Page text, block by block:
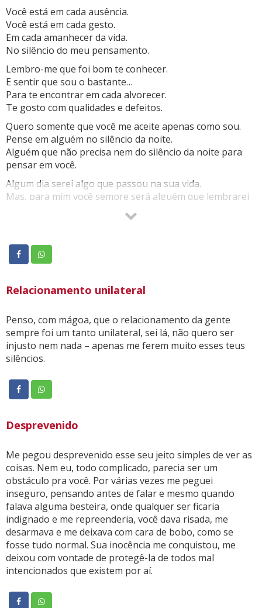
Você está em cada ausência.
Você está em cada gesto.
Em cada amanhecer da vida.
No silêncio do meu pensamento.
Lembro-me que foi bom te conhecer.
E sentir que sou o bastante…
Para te encontrar em cada alvorecer.
Te gosto com qualidades e defeitos.
Quero somente que você me aceite apenas como sou.
Pense em alguém no silêncio da noite.
Alguém que não precisa nem do silêncio da noite para
pensar em você.
Algum dia serei algo que passou na sua vida.
Mas, para mim você sempre será alguém que lembrarei
Te amo e sempre hei de amar…
Relacionamento unilateral
Penso, com mágoa, que o relacionamento da gente
sempre foi um tanto unilateral, sei lá, não quero ser
injusto nem nada – apenas me ferem muito esses teus
silêncios.
Desprevenido
Me pegou desprevenido esse seu jeito simples de ver as
coisas. Nem eu, todo complicado, parecia ser um
obstáculo pra você. Por várias vezes me peguei
inseguro, pensando antes de falar e mesmo quando
falava alguma besteira, onde qualquer ser ficaria
indignado e me repreenderia, você dava risada, me
desarmava e me deixava com cara de bobo, como se
fosse tudo normal. Sua inocência me conquistou, me
deixou com vontade de protegê-la de todos mal
intencionados que existem por aí.